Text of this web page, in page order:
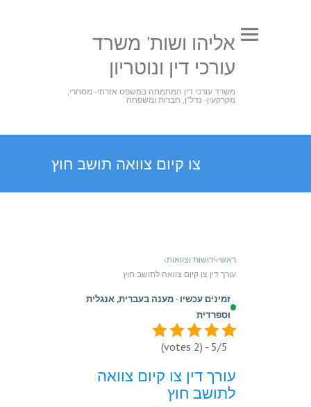
אליהו ושות' משרד
עורכי דין ונוטריון
משרד עורכי דין המתמחה במשפט אזרחי- מסחרי,
מקרקעין- נדל"ן, חברות ומשפחה
צו קיום צוואה תושב חוץ
ראשי›ירושות וצוואות›
עורך דין צו קיום צוואה לתושב חוץ
זמינים עכשיו · מענה בעברית, אנגלית
וספרדית
5/5 - (2 votes)
עורך דין צו קיום צוואה
לתושב חוץ